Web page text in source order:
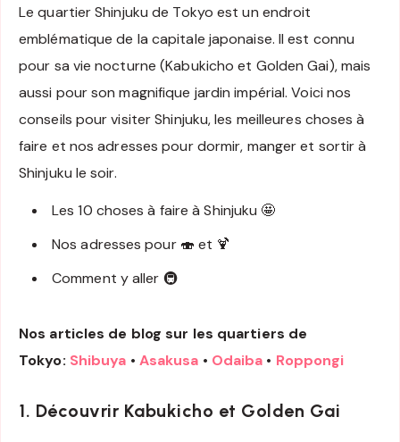
Le quartier Shinjuku de Tokyo est un endroit
emblématique de la capitale japonaise. Il est connu
pour sa vie nocturne (Kabukicho et Golden Gai), mais
aussi pour son magnifique jardin impérial. Voici nos
conseils pour visiter Shinjuku, les meilleures choses à
faire et nos adresses pour dormir, manger et sortir à
Shinjuku le soir.
Les 10 choses à faire à Shinjuku 🤩
Nos adresses pour 🍣 et 🍹
Comment y aller 🚇
Nos articles de blog sur les quartiers de
Tokyo: Shibuya • Asakusa • Odaiba • Roppongi
1. Découvrir Kabukicho et Golden Gai